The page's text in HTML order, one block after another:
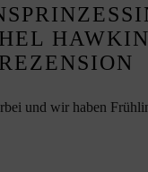
REZENSION
und wir haben